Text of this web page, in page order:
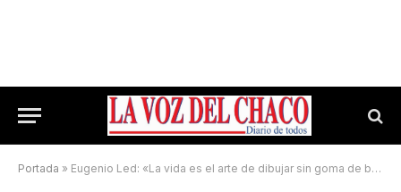
Portada » Eugenio Led: «La vida es el arte de dibujar sin goma de borrar»